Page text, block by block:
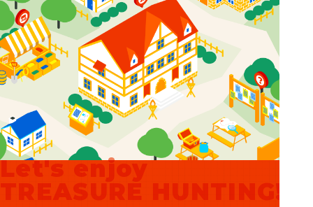
不適切なレビューを報告
OhNick
【フック船長の隠れ家】の常連
RANK：A / Lv.99
3 2026-05-17
今回も実店舗には寄らず、電車で某駅停車したタ
イミングで報告ｗ
てごたえ ストーリー ボリューム
Let's enjoy
TREASURE HUNTING!